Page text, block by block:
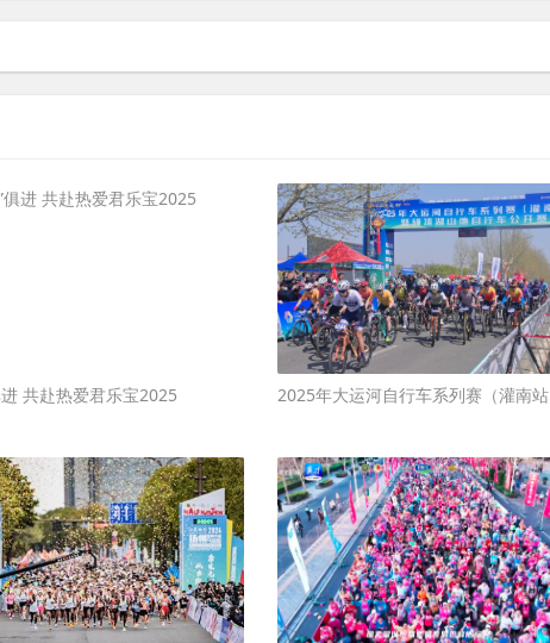
进 共赴热爱君乐宝2025 2025年大运河自行车系列赛（灌南站